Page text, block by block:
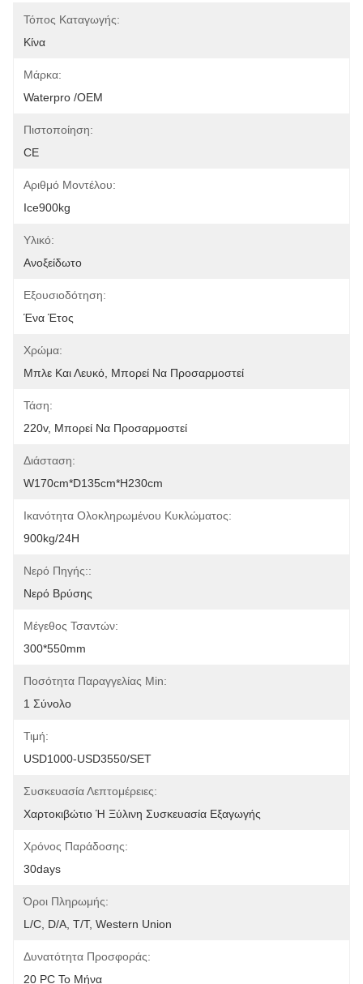
Τόπος Καταγωγής:
Κίνα
Μάρκα:
Waterpro /OEM
Πιστοποίηση:
CE
Αριθμό Μοντέλου:
Ice900kg
Υλικό:
Ανοξείδωτο
Εξουσιοδότηση:
Ένα Έτος
Χρώμα:
Μπλε Και Λευκό, Μπορεί Να Προσαρμοστεί
Τάση:
220v, Μπορεί Να Προσαρμοστεί
Διάσταση:
W170cm*D135cm*H230cm
Ικανότητα Ολοκληρωμένου Κυκλώματος:
900kg/24H
Νερό Πηγής::
Νερό Βρύσης
Μέγεθος Τσαντών:
300*550mm
Ποσότητα Παραγγελίας Min:
1 Σύνολο
Τιμή:
USD1000-USD3550/SET
Συσκευασία Λεπτομέρειες:
Χαρτοκιβώτιο Ή Ξύλινη Συσκευασία Εξαγωγής
Χρόνος Παράδοσης:
30days
Όροι Πληρωμής:
L/C, D/A, T/T, Western Union
Δυνατότητα Προσφοράς:
20 PC Το Μήνα